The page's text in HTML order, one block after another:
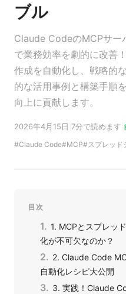
ブル
Claude CodeのMCPサー
で業務効率を劇的に改善
作成を自動化し、戦略的
的な活用事例と構築手順
向上に貢献します。
2026年4月15日 7分で読めます
Claude Code MCP スプレッド
目次
1. MCPとスプレッ
化が不可欠なのか？
2. Claude Code
自動化レシピ大公開
3. 実践！Claude